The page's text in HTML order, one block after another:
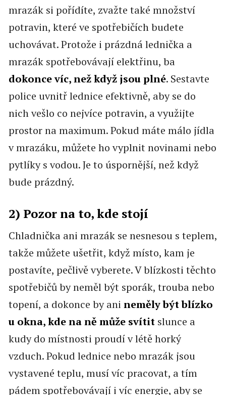
mrazák si pořídíte, zvažte také množství
potravin, které ve spotřebičích budete
uchovávat. Protože i prázdná lednička a
mrazák spotřebovávají elektřinu, ba
dokonce víc, než když jsou plné. Sestavte
police uvnitř lednice efektivně, aby se do
nich vešlo co nejvíce potravin, a využijte
prostor na maximum. Pokud máte málo jídla
v mrazáku, můžete ho vyplnit novinami nebo
pytlíky s vodou. Je to úspornější, než když
bude prázdný.
2) Pozor na to, kde stojí
Chladnička ani mrazák se nesnesou s teplem,
takže můžete ušetřit, když místo, kam je
postavíte, pečlivě vyberete. V blízkosti těchto
spotřebičů by neměl být sporák, trouba nebo
topení, a dokonce by ani neměly být blízko
u okna, kde na ně může svítit slunce a
kudy do místnosti proudí v létě horký
vzduch. Pokud lednice nebo mrazák jsou
vystavené teplu, musí víc pracovat, a tím
pádem spotřebovávají i víc energie, aby se